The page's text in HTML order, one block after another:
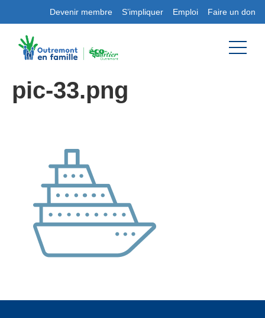
Devenir membre S’impliquer Emploi Faire un don
pic-33.png